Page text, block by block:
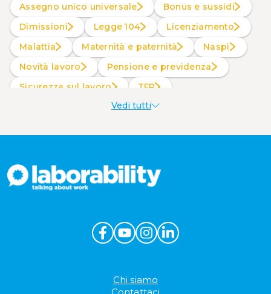
Assegno unico universale
Bonus e sussidi
Dimissioni
Legge 104
Licenziamento
Malattia
Maternità e paternità
Naspi
Novità lavoro
Pensione e previdenza
Sicurezza sul lavoro
TFR
Vedi tutti
Chi siamo
Contattaci